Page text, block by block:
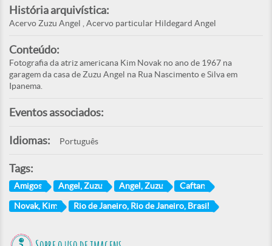
História arquivística:
Acervo Zuzu Angel , Acervo particular Hildegard Angel
Conteúdo:
Fotografia da atriz americana Kim Novak no ano de 1967 na
garagem da casa de Zuzu Angel na Rua Nascimento e Silva em
Ipanema.
Eventos associados:
Idiomas: Português
Tags:
Amigos Angel, Zuzu Angel, Zuzu Caftan
Novak, Kim Rio de Janeiro, Rio de Janeiro, Brasil